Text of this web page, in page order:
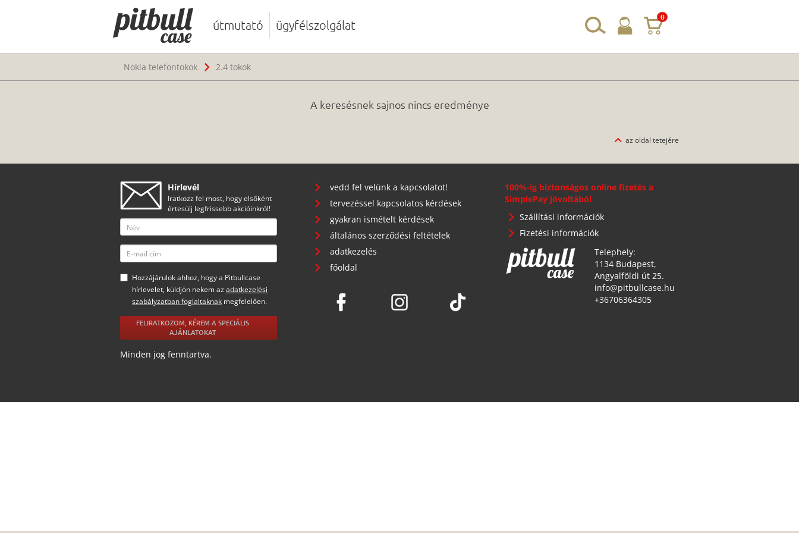
0
útmutató ügyfélszolgálat
Nokia telefontokok 2.4 tokok
A keresésnek sajnos nincs eredménye
az oldal tetejére
Hírlevél
Iratkozz fel most, hogy elsőként
értesülj legfrissebb akcióinkról!
Hozzájárulok ahhoz, hogy a Pitbullcase
hírlevelet, küldjön nekem azadatkezelési
szabályzatban foglaltaknak megfelelően.
FELIRATKOZOM, KÉREM A SPECIÁLIS
AJÁNLATOKAT
Minden jog fenntartva.
vedd fel velünk a kapcsolatot!
tervezéssel kapcsolatos kérdések
gyakran ismételt kérdések
általános szerződési feltételek
adatkezelés
főoldal
100%-ig biztonságos online fizetés a
SimplePay jóvoltából
Szállítási információk
Fizetési információk
Telephely:
1134 Budapest,
Angyalföldi út 25.
info@pitbullcase.hu
+36706364305